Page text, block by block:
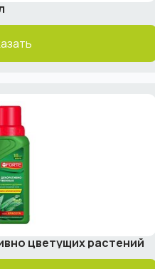
цветущих растений